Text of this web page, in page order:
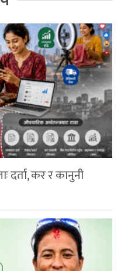
दर्ता, कर र कानुनी